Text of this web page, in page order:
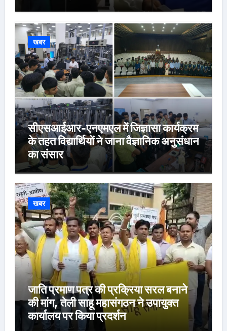
खबर
सीएसआईआर-एनएमएल में जिज्ञासा कार्यक्रम
के तहत विद्यार्थियों ने जाना वैज्ञानिक अनुसंधान
का संसार
खबर
जाति प्रमाण पत्र की प्रक्रिया सरल बनाने
की मांग, तेली साहू महासंगठन ने उपायुक्त
कार्यालय पर किया प्रदर्शन